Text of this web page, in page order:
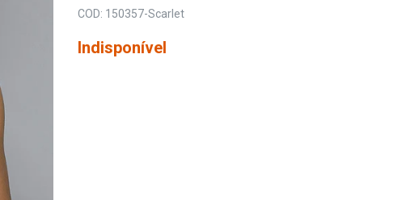
COD: 150357-Scarlet
Indisponível